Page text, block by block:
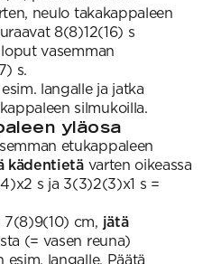
neulo takakappaleen
8(8)12(16) s
vasemman
s.
langalle ja jatka
silmukoilla.
yläosa
etukappaleen
kädentietävarten oikeassa
s ja 3(3)2(3)x1 s =
7(8)9(10) cm, jätä
(= vasen reuna)
esim. langalle. Päätä